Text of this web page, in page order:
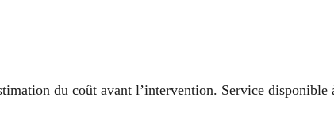
du coût avant l’intervention. Service disponible